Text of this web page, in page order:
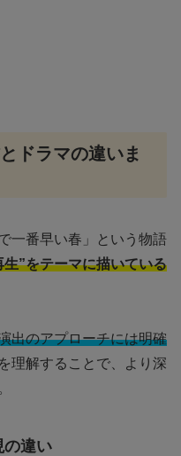
ドラマの違いま
一番早い春」という物語
生”をテーマに描いている
出のアプローチには明確
理解することで、より深
の違い